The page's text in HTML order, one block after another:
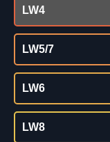
LW4
LW5/7
LW6
LW8